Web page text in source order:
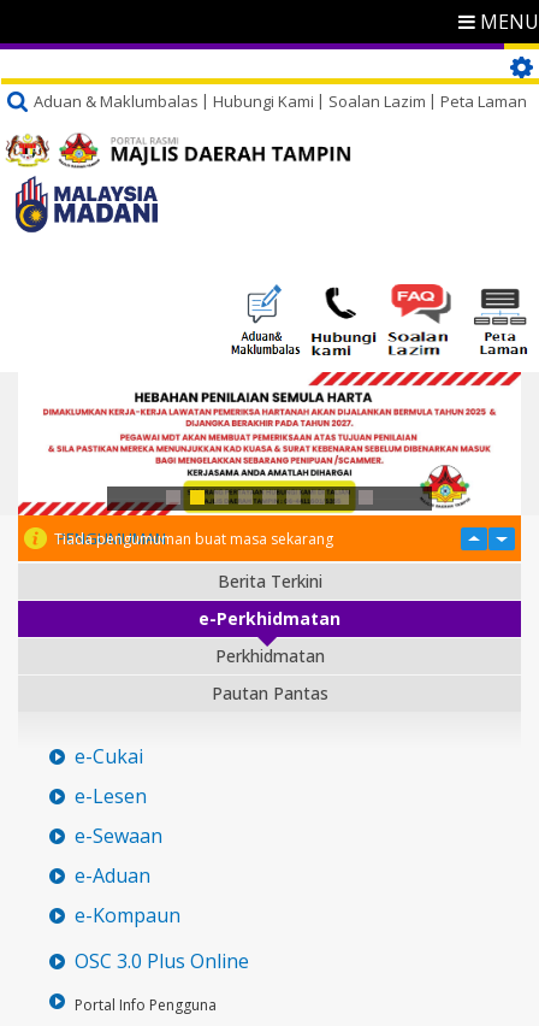
MENU
Aduan & Maklumbalas Hubungi Kami Soalan Lazim Peta Laman
PENGUMUMAN
Tiada pengumuman buat masa sekarang
Berita Terkini
e-Perkhidmatan
Perkhidmatan
Pautan Pantas
e-Cukai
e-Lesen
e-Sewaan
e-Aduan
e-Kompaun
OSC 3.0 Plus Online
Portal Info Pengguna